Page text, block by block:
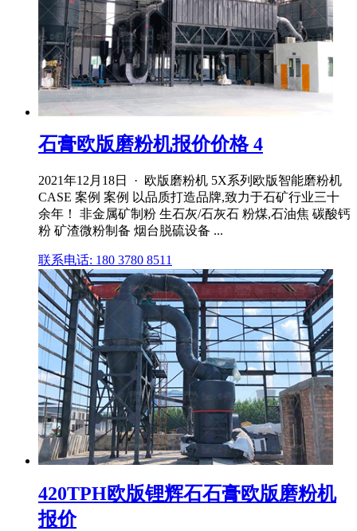
石膏欧版磨粉机报价价格 4
2021年12月18日 · 欧版磨粉机 5X系列欧版智能磨粉机
CASE 案例 案例 以品质打造品牌,致力于石矿行业三十
余年！ 非金属矿制粉 生石灰/石灰石 粉煤,石油焦 碳酸钙
粉 矿渣微粉制备 烟台脱硫设备 ...
联系电话: 180 3780 8511
420TPH欧版锂辉石石膏欧版磨粉机
报价